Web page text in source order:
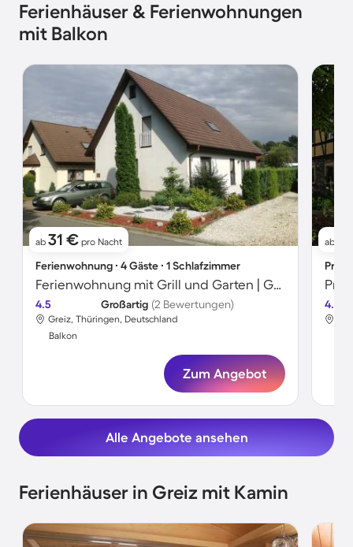
Ferienhäuser & Ferienwohnungen
mit Balkon
ab 31 € pro Nacht
Ferienwohnung ∙ 4 Gäste ∙ 1 Schlafzimmer
Ferienwohnung mit Grill und Garten | Gartenblick
4.5 Großartig (2 Bewertungen)
Greiz, Thüringen, Deutschland
Balkon
Zum Angebot
ab
4.7
Alle Angebote ansehen
Ferienhäuser in Greiz mit Kamin